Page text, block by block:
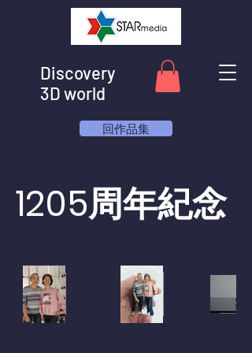
Discovery
3D world
回作品集
1205周年紀念